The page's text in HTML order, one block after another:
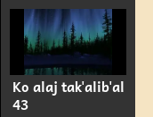
Ko alaj tak'alib'al
43